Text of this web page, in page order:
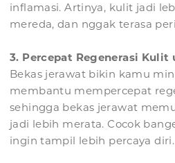
inflamasi. Artinya, kulit jadi
mereda, dan nggak terasa
3. Percepat Regenerasi Kulit
Bekas jerawat bikin kamu
membantu mempercepat
sehingga bekas jerawat
jadi lebih merata. Cocok
ingin tampil lebih percaya diri.